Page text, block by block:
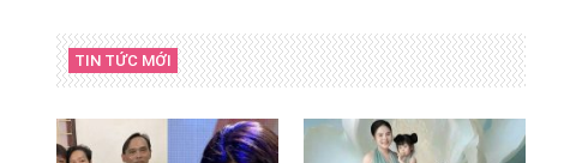
TIN TỨC MỚI